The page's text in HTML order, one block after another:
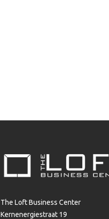
The Loft Business Center
Kernenergiestraat 19